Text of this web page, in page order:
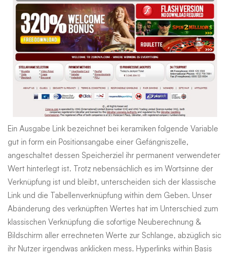
Ein Ausgabe Link bezeichnet bei keramiken folgende Variable
gut in form ein Positionsangabe einer Gefängniszelle,
angeschaltet dessen Speicherziel ihr permanent verwendeter
Wert hinterlegt ist. Trotz nebensächlich es im Wortsinne der
Verknüpfung ist und bleibt, unterscheiden sich der klassische
Link und die Tabellenverknüpfung within dem Geben. Unser
Abänderung des verknüpften Wertes hat im Unterschied zum
klassischen Verknüpfung die sofortige Neuberechnung &
Bildschirm aller errechneten Werte zur Schlange, abzüglich sic
ihr Nutzer irgendwas anklicken mess. Hyperlinks within Basis